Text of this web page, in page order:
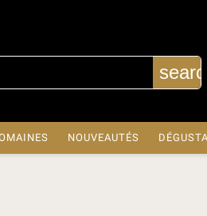
search
NOUVEAUTÉS